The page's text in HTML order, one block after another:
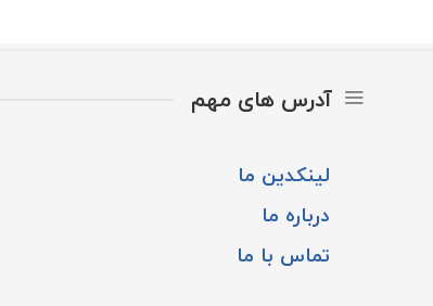
آدرس های مهم
لینکدین ما
درباره ما
تماس با ما